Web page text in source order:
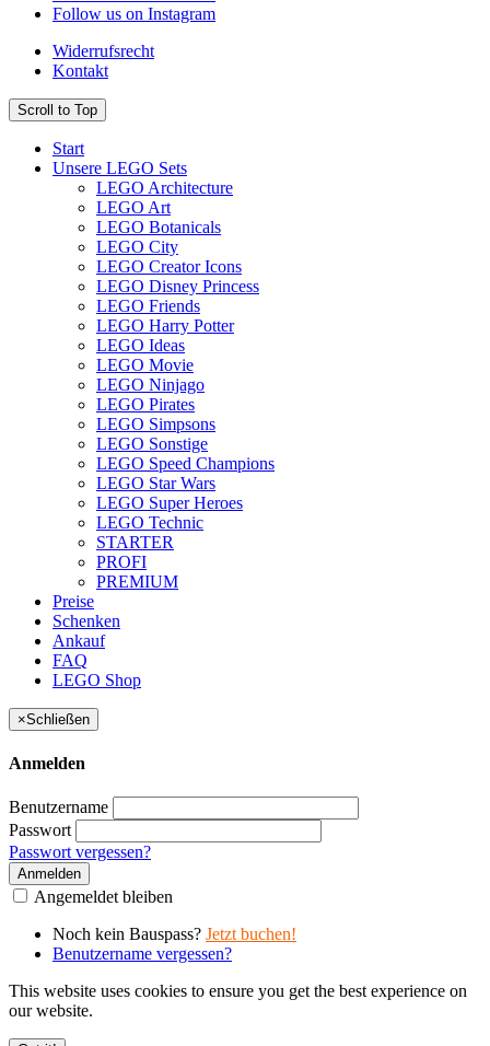
Follow us on Instagram
Widerrufsrecht
Kontakt
Scroll to Top
Start
Unsere LEGO Sets
LEGO Architecture
LEGO Art
LEGO Botanicals
LEGO City
LEGO Creator Icons
LEGO Disney Princess
LEGO Friends
LEGO Harry Potter
LEGO Ideas
LEGO Movie
LEGO Ninjago
LEGO Pirates
LEGO Simpsons
LEGO Sonstige
LEGO Speed Champions
LEGO Star Wars
LEGO Super Heroes
LEGO Technic
STARTER
PROFI
PREMIUM
Preise
Schenken
Ankauf
FAQ
LEGO Shop
×Schließen
Anmelden
Benutzername
Passwort
Passwort vergessen?
Anmelden
Angemeldet bleiben
Noch kein Bauspass? Jetzt buchen!
Benutzername vergessen?
This website uses cookies to ensure you get the best experience on
our website.